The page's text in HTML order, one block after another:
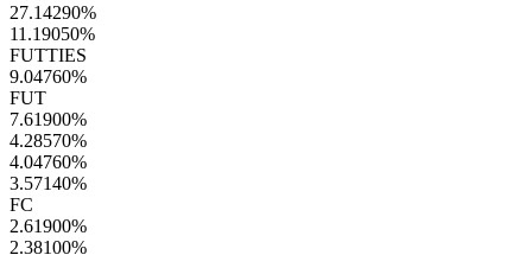
27.14290%
11.19050%
FUTTIES
9.04760%
FUT
7.61900%
4.28570%
4.04760%
3.57140%
FC
2.61900%
2.38100%